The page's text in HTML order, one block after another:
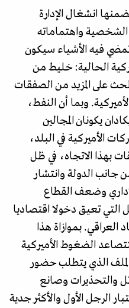
انشغال الإدارة
الشخصية واهتماماته
تمضي فيه الأشياء سيكون
الحالية: خليط من
على المزيد من الصفقات
وبما أن النفط،
يكونان المجالين
الأميركية في البلد،
بهذا الاتجاه، في ظل
جانب الدولة وانتشار
وضعف القطاع
تعيق دخولا اقتصاديا
العراقي. بموازاة هذا
الضغوط الأميركية
الذي يتطلب حضور
والتحذيرات وصانع
الرجل الأول والأكثر جدية